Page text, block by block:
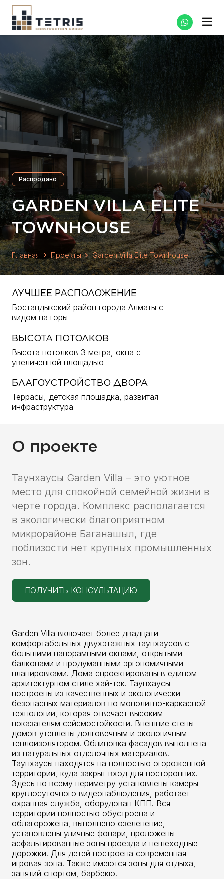
Распродано
GARDEN VILLA ELITE
TOWNHOUSE
Главная Проекты Garden Villa Elite Townhouse
ЛУЧШЕЕ РАСПОЛОЖЕНИЕ
Бостандыкский район города Алматы с
видом на горы
ВЫСОТА ПОТОЛКОВ
Высота потолков 3 метра, окна с
увеличенной площадью
БЛАГОУСТРОЙСТВО ДВОРА
Террасы, детская площадка, развитая
инфраструктура
О проекте
Таунхаусы Garden Villa – это уютное
место для спокойной семейной жизни в
черте города. Комплекс располагается
в экологически благоприятном
микрорайоне Баганашыл, где
поблизости нет крупных промышленных
зон.
ПОЛУЧИТЬ КОНСУЛЬТАЦИЮ
Garden Villa включает более двадцати
комфортабельных двухэтажных таунхаусов с
большими панорамными окнами, открытыми
балконами и продуманными эргономичными
планировками. Дома спроектированы в едином
архитектурном стиле хай-тек. Таунхаусы
построены из качественных и экологически
безопасных материалов по монолитно-каркасной
технологии, которая отвечает высоким
показателям сейсмостойкости. Внешние стены
домов утеплены долговечным и экологичным
теплоизолятором. Облицовка фасадов выполнена
из натуральных отделочных материалов.
Таунхаусы находятся на полностью огороженной
территории, куда закрыт вход для посторонних.
Здесь по всему периметру установлены камеры
круглосуточного видеонаблюдения, работает
охранная служба, оборудован КПП. Вся
территории полностью обустроена и
облагорожена, выполнено озеленение,
установлены уличные фонари, проложены
асфальтированные зоны проезда и пешеходные
дорожки. Для детей построена современная
игровая зона. Также имеются зоны для отдыха,
занятий спортом, барбекю.